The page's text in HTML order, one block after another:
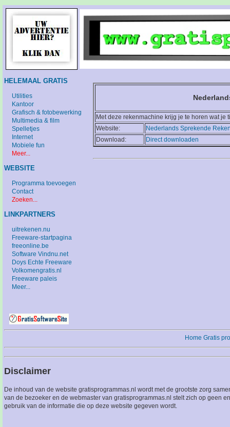
Met deze rekenmachine krijg je te horen wat je
Website:
Nederlands Sprekende
Download:
Direct downloaden
HELEMAAL GRATIS
Utilities
Kantoor
Grafisch & fotobewerking
Multimedia & film
Spelletjes
Internet
Mobiele fun
Meer...
WEBSITE
Programma toevoegen
Contact
Zoeken...
LINKPARTNERS
uitrekenen.nu
Freeware-startpagina
freeonline.be
Software Vindnu.net
Doys Echte Freeware
Volkomengratis.nl
Freeware paleis
Meer...
Home Gratis
Disclaimer
De inhoud van de website gratisprogrammas.nl wordt met de grootste zorg
van de bezoeker en de webmaster van gratisprogrammas.nl stelt zich op geen
gebruik van de informatie die op deze website gegeven wordt.